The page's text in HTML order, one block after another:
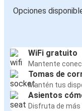
Opciones
WiFi gratuito
Mantente
Tomas de
Mantén tus
Asientos
Disfruta de